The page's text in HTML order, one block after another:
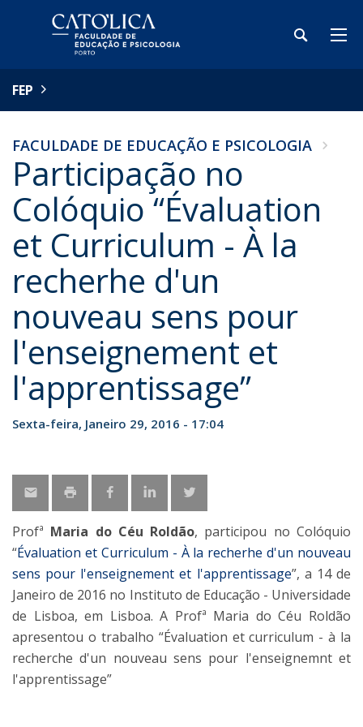
FEP
FACULDADE DE EDUCAÇÃO E PSICOLOGIA
Participação no
Colóquio “Évaluation
et Curriculum - À la
recherhe d'un
nouveau sens pour
l'enseignement et
l'apprentissage”
Sexta-feira, Janeiro 29, 2016 - 17:04
Profª Maria do Céu Roldão, participou no Colóquio
“Évaluation et Curriculum - À la recherhe d'un nouveau
sens pour l'enseignement et l'apprentissage”, a 14 de
Janeiro de 2016 no Instituto de Educação - Universidade
de Lisboa, em Lisboa. A Profª Maria do Céu Roldão
apresentou o trabalho “Évaluation et curriculum - à la
recherche d'un nouveau sens pour l'enseignemnt et
l'apprentissage”